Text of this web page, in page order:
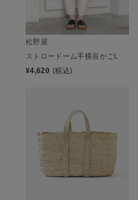
松野屋
ストロードーム手横長かごL
¥4,620 (税込)